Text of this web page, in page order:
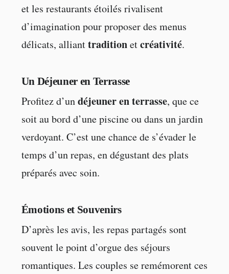
et les restaurants étoilés rivalisent
d’imagination pour proposer des menus
délicats, allianttraditionetcréativité.
Un Déjeuner en Terrasse
Profitez d’undéjeuner en terrasse, que ce
soit au bord d’une piscine ou dans un jardin
verdoyant. C’est une chance de s’évader le
temps d’un repas, en dégustant des plats
préparés avec soin.
Émotions et Souvenirs
D’après les avis, les repas partagés sont
souvent le point d’orgue des séjours
romantiques. Les couples se remémorent ces